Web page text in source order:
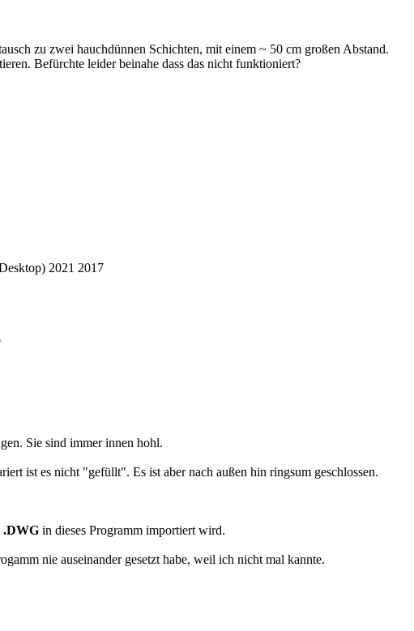
zu zwei hauchdünnen Schichten, mit einem ~ 50 cm großen Abstand.
Befürchte leider beinahe dass das nicht funktioniert?
2021 2017
Sie sind immer innen hohl.
ist es nicht "gefüllt". Es ist aber nach außen hin ringsum geschlossen.
.DWG in dieses Programm importiert wird.
nie auseinander gesetzt habe, weil ich nicht mal kannte.